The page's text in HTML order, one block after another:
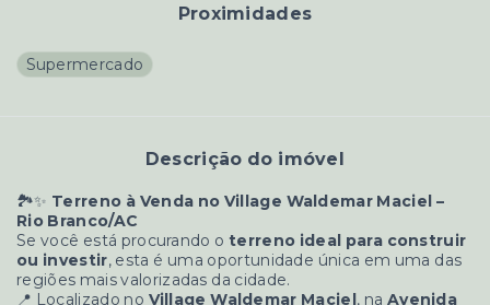
Proximidades
Supermercado
Descrição do imóvel
🏞️✨ Terreno à Venda no Village Waldemar Maciel –
Rio Branco/AC
Se você está procurando oterreno ideal para construir
ou investir, esta é uma oportunidade única em uma das
regiões mais valorizadas da cidade.
📍 Localizado no Village Waldemar Maciel, na Avenida